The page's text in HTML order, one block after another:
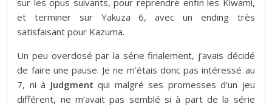
et terminer sur Yakuza 6, avec un ending très
satisfaisant pour Kazuma.
Un peu overdosé par la série finalement, j’avais décidé
de faire une pause. Je ne m’étais donc pas intéressé au
7, ni à Judgment qui malgré ses promesses d’un jeu
différent, ne m’avait pas semblé si à part de la série